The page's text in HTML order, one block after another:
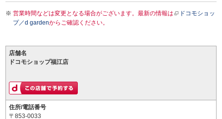
営業時間などは変更となる場合がございます。最新の情報は
ドコモショッ
プ／d gardenからご確認ください。
店舗名
ドコモショップ福江店
住所/電話番号
〒853-0033